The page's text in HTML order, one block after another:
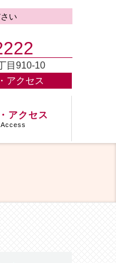
い
目910-10
アクセス
アクセス
Access